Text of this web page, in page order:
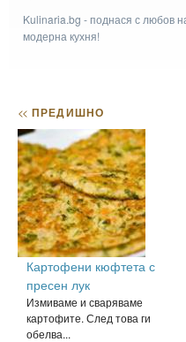
Kulinaria.bg - поднася с любов
модерна кухня!
<< ПРЕДИШНО
Картофени кюфтета с
пресен лук
Измиваме и сваряваме
картофите. След това ги
обелва...